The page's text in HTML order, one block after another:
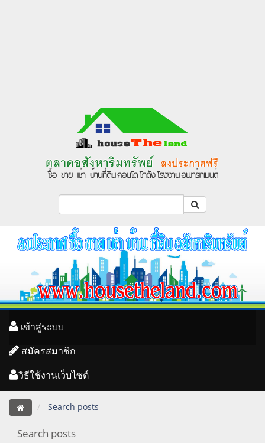
เข้าสู่ระบบ
สมัครสมาชิก
วิธีใช้งานเว็บไซต์
Search posts
Search posts